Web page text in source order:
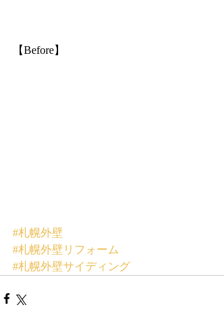
【Before】
#札幌外壁
#札幌外壁リフォーム
#札幌外壁サイディング